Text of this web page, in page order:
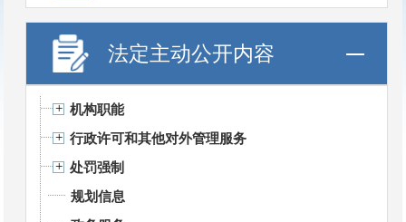
法定主动公开内容
机构职能
行政许可和其他对外管理服务
处罚强制
规划信息